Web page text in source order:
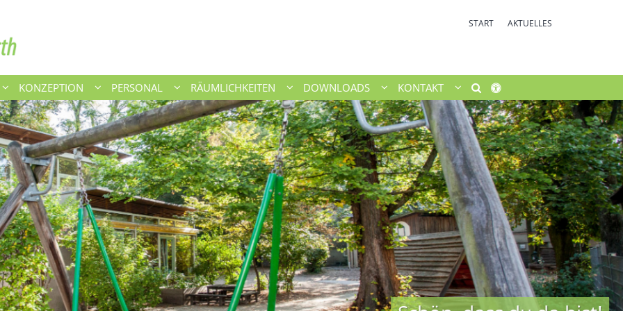
START AKTUELLES
KONZEPTION PERSONAL RÄUMLICHKEITEN DOWNLOADS KONTAKT